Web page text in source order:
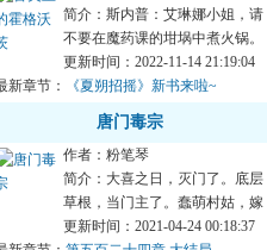
简介：斯内普：艾琳娜小姐，请
不要在魔药课的坩埚中煮火锅。
斯普劳特：噢，天哪，快放开那
株可怜的曼德拉...
更新时间：2022-11-14 21:19:04
新章节：
《夏朔招摇》新书来啦~
唐门毒宗
作者：粉笔琴
简介：大喜之日，灭门了。底层
草根，当门主了。蠢萌村姑，嫁
天才男神。撼动天下，她要云卷
更新时间：2021-04-24 00:18:37